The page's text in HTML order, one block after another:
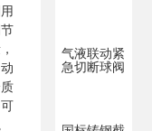
气液联动紧
急切断球阀